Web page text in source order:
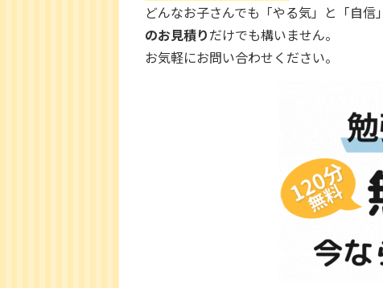
どんなお子さんでも「やる気」と「自信
のお見積りだけでも構いません。
お気軽にお問い合わせください。